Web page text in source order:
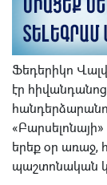
Ֆեդերիկո
էր
երեք օր առաջ,
պաշտոնական